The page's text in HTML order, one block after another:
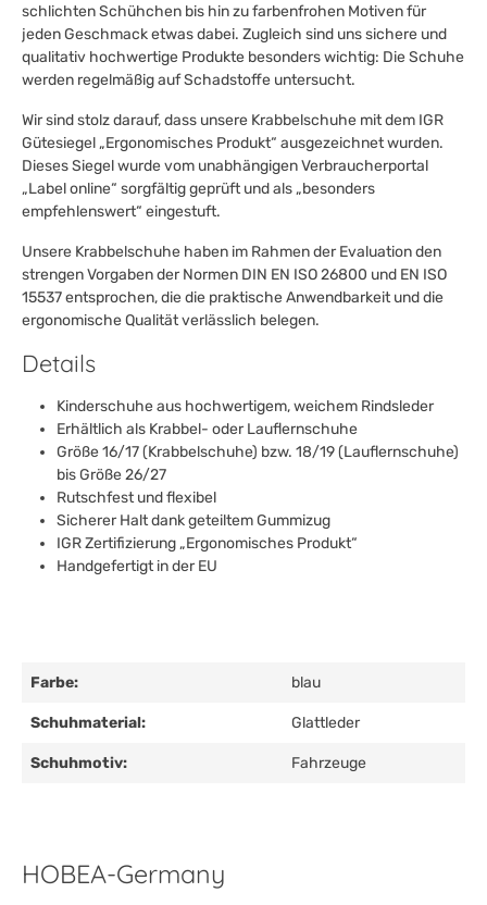
schlichten Schühchen bis hin zu farbenfrohen Motiven für
jeden Geschmack etwas dabei. Zugleich sind uns sichere und
qualitativ hochwertige Produkte besonders wichtig: Die Schuhe
werden regelmäßig auf Schadstoffe untersucht.
Wir sind stolz darauf, dass unsere Krabbelschuhe mit dem IGR
Gütesiegel „Ergonomisches Produkt“ ausgezeichnet wurden.
Dieses Siegel wurde vom unabhängigen Verbraucherportal
„Label online“ sorgfältig geprüft und als „besonders
empfehlenswert“ eingestuft.
Unsere Krabbelschuhe haben im Rahmen der Evaluation den
strengen Vorgaben der Normen DIN EN ISO 26800 und EN ISO
15537 entsprochen, die die praktische Anwendbarkeit und die
ergonomische Qualität verlässlich belegen.
Details
Kinderschuhe aus hochwertigem, weichem Rindsleder
Erhältlich als Krabbel- oder Lauflernschuhe
Größe 16/17 (Krabbelschuhe) bzw. 18/19 (Lauflernschuhe)
bis Größe 26/27
Rutschfest und flexibel
Sicherer Halt dank geteiltem Gummizug
IGR Zertifizierung „Ergonomisches Produkt“
Handgefertigt in der EU
Farbe: blau
Schuhmaterial: Glattleder
Schuhmotiv: Fahrzeuge
HOBEA-Germany